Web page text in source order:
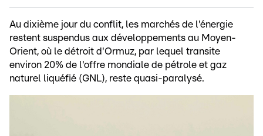
Au dixième jour du conflit, les marchés de l'énergie
restent suspendus aux développements au Moyen-
Orient, où le détroit d'Ormuz, par lequel transite
environ 20% de l'offre mondiale de pétrole et gaz
naturel liquéfié (GNL), reste quasi-paralysé.